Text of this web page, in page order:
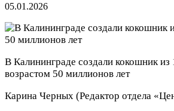
05.01.2026
В Калининграде создали кокошник из
возрастом 50 миллионов лет
Карина Черных (Редактор отдела